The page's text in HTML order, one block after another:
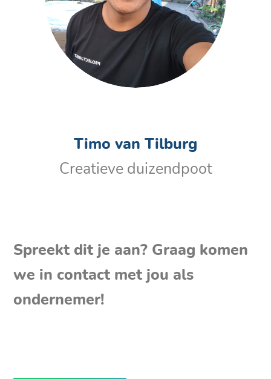
Timo van Tilburg
Creatieve duizendpoot
Spreekt dit je aan? Graag komen
we in contact met jou als
ondernemer!